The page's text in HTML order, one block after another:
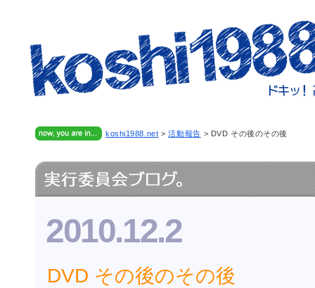
koshi1988.net >活動報告 > DVD その後のその後
2010.12.2
DVD その後のその後